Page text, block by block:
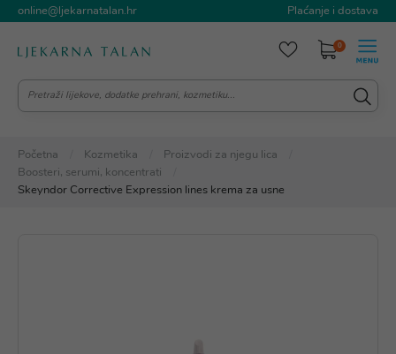
online@ljekarnatalan.hr Plaćanje i dostava
0
Početna Kozmetika
Proizvodi za njegu lica
Boosteri, serumi, koncentrati
Skeyndor Corrective Expression lines krema za usne